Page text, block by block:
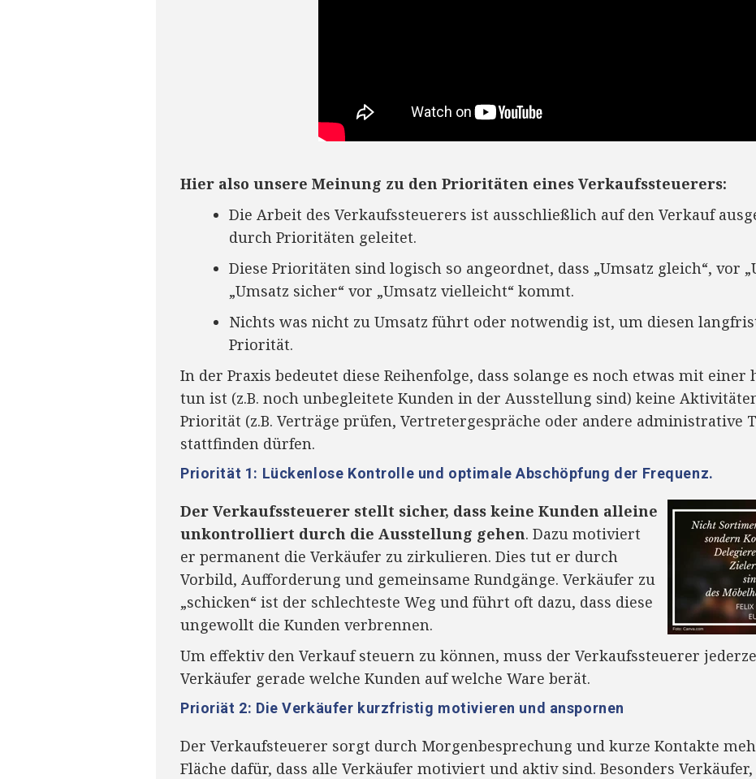
Hier also unsere Meinung zu den Prioritäten eines Verkaufssteuerers:
Die Arbeit des Verkaufssteuerers ist ausschließlich auf den Verkauf
durch Prioritäten geleitet.
Diese Prioritäten sind logisch so angeordnet, dass „Umsatz gleich“, vor
„Umsatz sicher“ vor „Umsatz vielleicht“ kommt.
Nichts was nicht zu Umsatz führt oder notwendig ist, um diesen
Priorität.
In der Praxis bedeutet diese Reihenfolge, dass solange es noch etwas mit
tun ist (z.B. noch unbegleitete Kunden in der Ausstellung sind) keine
Priorität (z.B. Verträge prüfen, Vertretergespräche oder andere administrative
stattfinden dürfen.
Priorität 1: Lückenlose Kontrolle und optimale Abschöpfung der Frequenz.
Der Verkaufssteuerer stellt sicher, dass keine Kunden alleine
unkontrolliert durch die Ausstellung gehen. Dazu motiviert
er permanent die Verkäufer zu zirkulieren. Dies tut er durch
Vorbild, Aufforderung und gemeinsame Rundgänge. Verkäufer zu
„schicken“ ist der schlechteste Weg und führt oft dazu, dass diese
ungewollt die Kunden verbrennen.
Um effektiv den Verkauf steuern zu können, muss der Verkaufssteuerer
Verkäufer gerade welche Kunden auf welche Ware berät.
Prioriät 2: Die Verkäufer kurzfristig motivieren und anspornen
Der Verkaufsteuerer sorgt durch Morgenbesprechung und kurze Kontakte
Fläche dafür, dass alle Verkäufer motiviert und aktiv sind. Besonders